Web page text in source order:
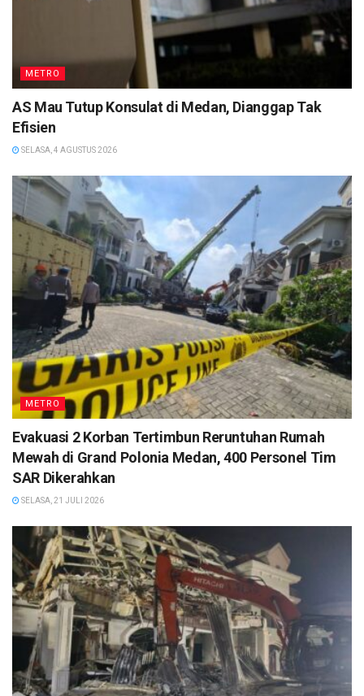
METRO
AS Mau Tutup Konsulat di Medan, Dianggap Tak
Efisien
SELASA, 4 AGUSTUS 2026
METRO
Evakuasi 2 Korban Tertimbun Reruntuhan Rumah
Mewah di Grand Polonia Medan, 400 Personel Tim
SAR Dikerahkan
SELASA, 21 JULI 2026